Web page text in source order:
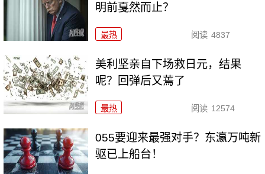
明前戛然而止？
最热 阅读 4837
美利坚亲自下场救日元，结果
呢？回弹后又蔫了
最热 阅读 12574
055要迎来最强对手？东瀛万吨新
驱已上船台！